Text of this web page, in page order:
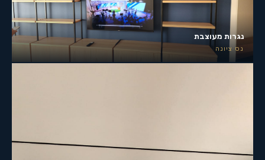
נגרות מעוצבת
נס ציונה